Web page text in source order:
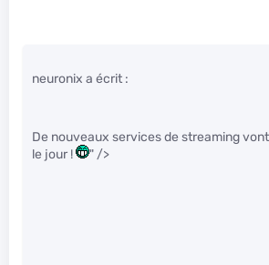
neuronix a écrit :
De nouveaux services de streaming
le jour !
" />